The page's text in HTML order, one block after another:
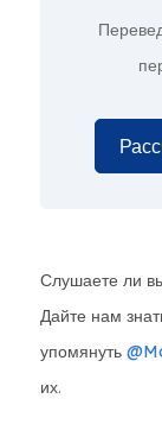
Слушаете ли
Дайте нам
упомянуть
их.